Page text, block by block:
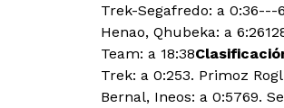
Trek-Segafredo: a 0:36---
Henao, Qhubeka: a
Team: a 18:38
Trek: a 0:253. Primoz
Bernal, Ineos: a 0:5769.